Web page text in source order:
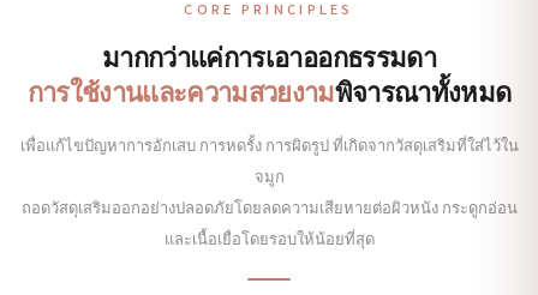
CORE PRINCIPLES
มากกว่าแค่การเอาออกธรรมดา
การใช้งานและความสวยงามพิจารณาทั้งหมด
เพื่อแก้ไขปัญหาการอักเสบ การหดรั้ง การผิดรูป ที่เกิดจากวัสดุเสริมที่ใส่ไว้ใน
จมูก
ถอดวัสดุเสริมออกอย่างปลอดภัยโดยลดความเสียหายต่อผิวหนัง กระดูกอ่อน
และเนื้อเยื่อโดยรอบให้น้อยที่สุด